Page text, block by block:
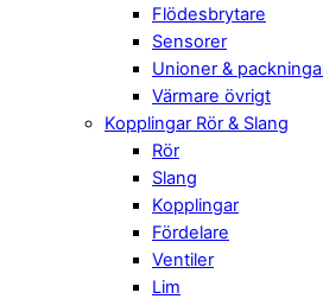
Flödesbrytare
Sensorer
Unioner &
Värmare övrigt
Kopplingar Rör & Slang
Rör
Slang
Kopplingar
Fördelare
Ventiler
Lim